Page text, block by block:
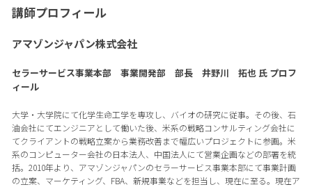
講師プロフィール
アマゾンジャパン株式会社
セラーサービス事業本部 事業開発部 部長 井野川 拓也 氏 プロフ
ィール
大学・大学院にて化学生命工学を専攻し、バイオの研究に従事。その後、石
油会社にてエンジニアとして働いた後、米系の戦略コンサルティング会社に
てクライアントの戦略立案から業務改善まで幅広いプロジェクトに参画。米
系のコンピューター会社の日本法人、中国法人にて営業企画などの部署を統
括。2010年より、アマゾンジャパンのセラーサービス事業本部にて事業計画
の立案、マーケティング、FBA、新規事業などを担当し、現在に至る。現在ア